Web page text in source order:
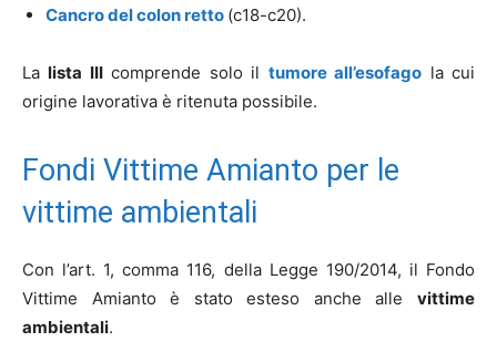
Cancro del colon retto (c18-c20).
Lalista IIIcomprende solo il tumore all’esofago la cui
origine lavorativa è ritenuta possibile.
Fondi Vittime Amianto per le
vittime ambientali
Con l’art. 1, comma 116, della Legge 190/2014, il Fondo
Vittime Amianto è stato esteso anche alle vittime
ambientali.